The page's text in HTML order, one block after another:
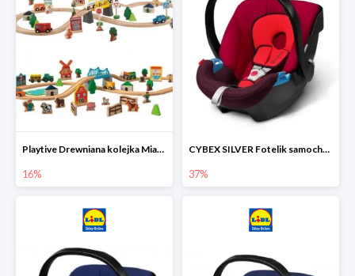
Playtive Drewniana kolejka Miasto lub Farma
16%
CYBEX SILVER Fotelik samochodowy
37%